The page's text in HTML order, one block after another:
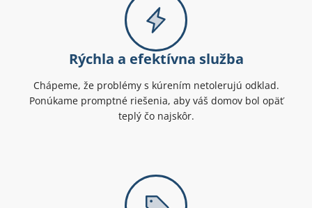
Rýchla a efektívna služba
Chápeme, že problémy s kúrením netolerujú odklad.
Ponúkame promptné riešenia, aby váš domov bol opäť
teplý čo najskôr.